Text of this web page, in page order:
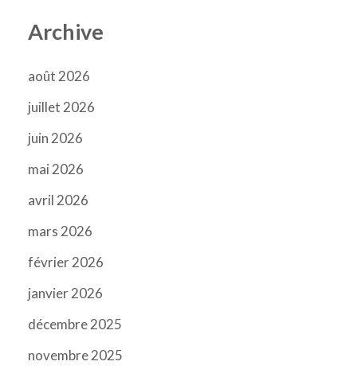
Archive
août 2026
juillet 2026
juin 2026
mai 2026
avril 2026
mars 2026
février 2026
janvier 2026
décembre 2025
novembre 2025